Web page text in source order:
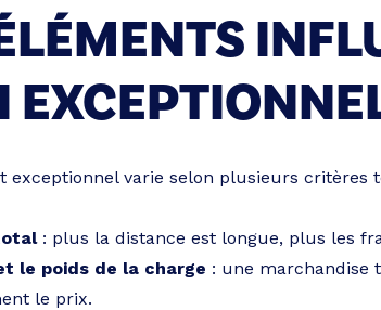
exceptionnel varie selon plusieurs
: plus la distance est longue, plus les
le poids de la charge : une marchandise
le prix.